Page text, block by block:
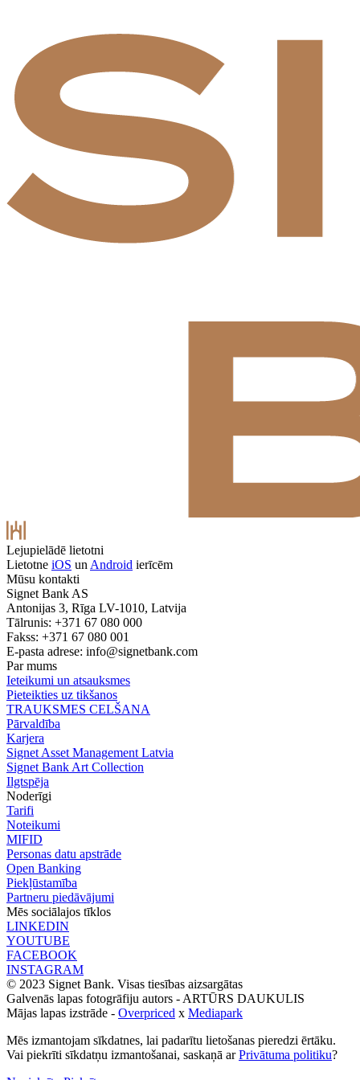
Lejupielādē lietotni
Lietotne iOS un Android ierīcēm
Mūsu kontakti
Signet Bank AS
Antonijas 3, Rīga LV-1010, Latvija
Tālrunis: +371 67 080 000
Fakss: +371 67 080 001
E-pasta adrese: info@signetbank.com
Par mums
Ieteikumi un atsauksmes
Pieteikties uz tikšanos
TRAUKSMES CELŠANA
Pārvaldība
Karjera
Signet Asset Management Latvia
Signet Bank Art Collection
Ilgtspēja
Noderīgi
Tarifi
Noteikumi
MIFID
Personas datu apstrāde
Open Banking
Piekļūstamība
Partneru piedāvājumi
Mēs sociālajos tīklos
LINKEDIN
YOUTUBE
FACEBOOK
INSTAGRAM
© 2023 Signet Bank. Visas tiesības aizsargātas
Galvenās lapas fotogrāfiju autors - ARTŪRS DAUKULIS
Mājas lapas izstrāde - Overpriced x Mediapark
Mēs izmantojam sīkdatnes, lai padarītu lietošanas pieredzi ērtāku.
Vai piekrīti sīkdatņu izmantošanai, saskaņā arPrivātuma politiku?